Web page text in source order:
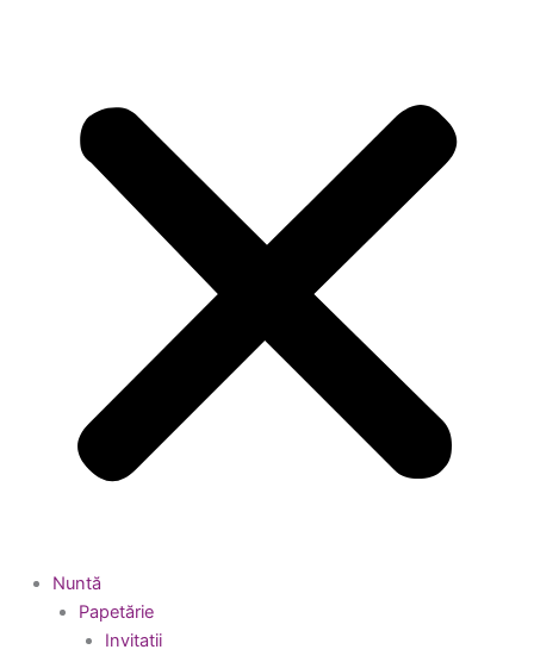
Nuntă
Papetărie
Invitatii